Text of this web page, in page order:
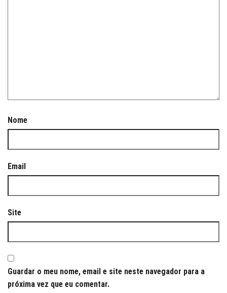
Nome
Email
Site
Guardar o meu nome, email e site neste navegador para a
próxima vez que eu comentar.